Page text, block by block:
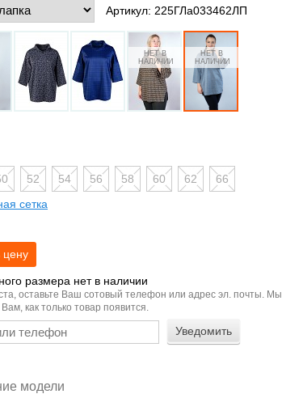
Артикул: 225ГЛа033462ЛП
52 54 56 58 60 62
66
сетка
размера нет в наличии
оставьте Ваш сотовый телефон или адрес эл. почты. Мы
как только товар появится.
модели